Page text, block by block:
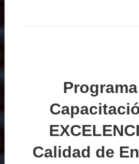
Calidad de